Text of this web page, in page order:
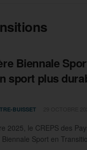
Biennale
sport plus
BUISSET
2025, le CREPS des
Sport en